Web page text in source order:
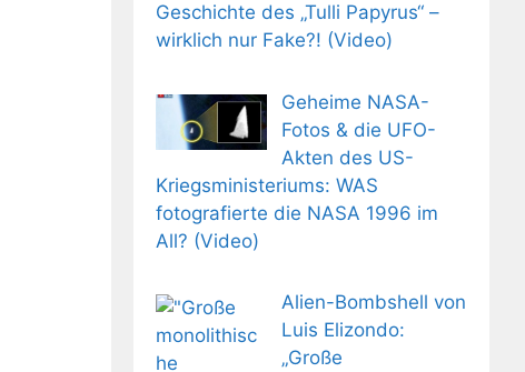
Geschichte des „Tulli Papyrus“ –
wirklich nur Fake?! (Video)
Geheime NASA-
Fotos & die UFO-
Akten des US-
Kriegsministeriums: WAS
fotografierte die NASA 1996 im
All? (Video)
Alien-Bombshell von
Luis Elizondo:
„Große